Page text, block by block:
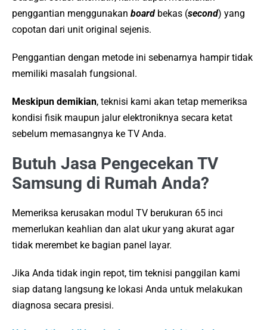
penggantian menggunakan board bekas (second) yang
copotan dari unit original sejenis.
Penggantian dengan metode ini sebenarnya hampir tidak
memiliki masalah fungsional.
Meskipun demikian, teknisi kami akan tetap memeriksa
kondisi fisik maupun jalur elektroniknya secara ketat
sebelum memasangnya ke TV Anda.
Butuh Jasa Pengecekan TV
Samsung di Rumah Anda?
Memeriksa kerusakan modul TV berukuran 65 inci
memerlukan keahlian dan alat ukur yang akurat agar
tidak merembet ke bagian panel layar.
Jika Anda tidak ingin repot, tim teknisi panggilan kami
siap datang langsung ke lokasi Anda untuk melakukan
diagnosa secara presisi.